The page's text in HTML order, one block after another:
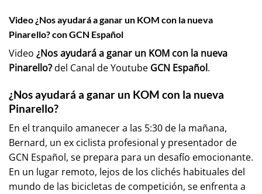
Video ¿Nos ayudará a ganar un KOM con la nueva
Pinarello? con GCN Español
Video ¿Nos ayudará a ganar un KOM con la nueva
Pinarello?del Canal de Youtube GCN Español.
¿Nos ayudará a ganar un KOM con la nueva
Pinarello?
En el tranquilo amanecer a las 5:30 de la mañana,
Bernard, un ex ciclista profesional y presentador de
GCN Español, se prepara para un desafío emocionante.
En un lugar remoto, lejos de los clichés habituales del
mundo de las bicicletas de competición, se enfrenta a